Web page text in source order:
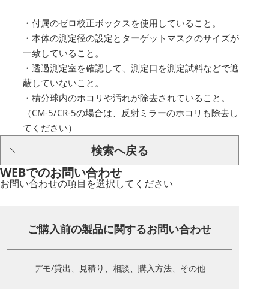
・付属のゼロ校正ボックスを使用していること。
・本体の測定径の設定とターゲットマスクのサイズが
一致していること。
・透過測定室を確認して、測定口を測定試料などで遮
蔽していないこと。
・積分球内のホコリや汚れが除去されていること。
（CM-5/CR-5の場合は、反射ミラーのホコリも除去し
てください）
検索へ戻る
WEBでのお問い合わせ
お問い合わせの項目を選択してください
ご購入前の製品に関するお問い合わせ
デモ/貸出、見積り、相談、 購入方法、その他